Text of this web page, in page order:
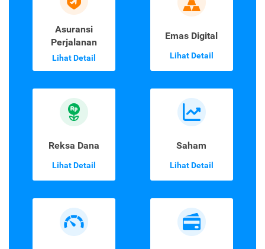
Asuransi
Perjalanan
Lihat Detail
Emas Digital
Lihat Detail
Reksa Dana
Lihat Detail
Saham
Lihat Detail